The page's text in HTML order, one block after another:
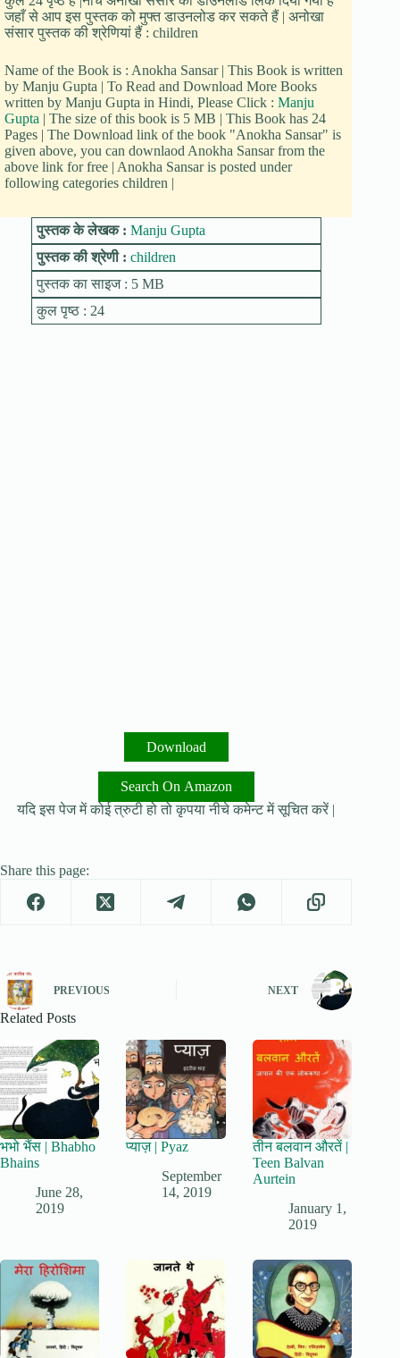
जहाँ से आप इस पुस्तक को मुफ्त डाउनलोड कर सकते हैं | अनोखा
संसार पुस्तक की श्रेणियां हैं : children
Name of the Book is : Anokha Sansar | This Book is written
by Manju Gupta | To Read and Download More Books
written by Manju Gupta in Hindi, Please Click : Manju
Gupta | The size of this book is 5 MB | This Book has 24
Pages | The Download link of the book "Anokha Sansar" is
given above, you can downlaod Anokha Sansar from the
above link for free | Anokha Sansar is posted under
following categories children |
पुस्तक के लेखक : Manju Gupta
पुस्तक की श्रेणी : children
पुस्तक का साइज : 5 MB
कुल पृष्ठ : 24
Download
Search On Amazon
यदि इस पेज में कोई त्रुटी हो तो कृपया नीचे कमेन्ट में सूचित करें |
Share this page:
PREVIOUS NEXT
Related Posts
भभो भैंस | Bhabho
Bhains
June 28,
2019
प्याज़ | Pyaz
September
14, 2019
तीन बलवान औरतें |
Teen Balvan
Aurtein
January 1,
2019